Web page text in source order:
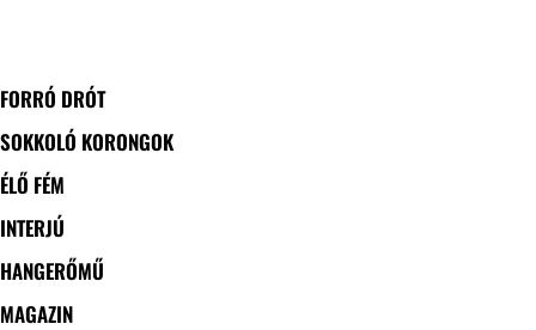
FORRÓ DRÓT
SOKKOLÓ KORONGOK
ÉLŐ FÉM
INTERJÚ
HANGERŐMŰ
MAGAZIN